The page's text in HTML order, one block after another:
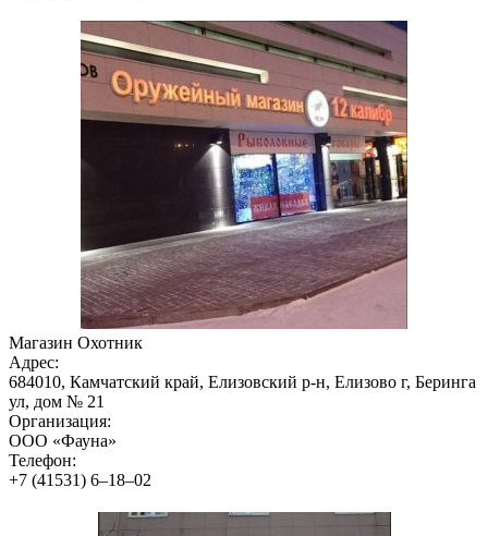
Магазин Охотник
Адрес:
684010, Камчатский край, Елизовский р-н, Елизово г, Беринга
ул, дом № 21
Организация:
ООО «Фауна»
Телефон:
+7 (41531) 6‒18‒02